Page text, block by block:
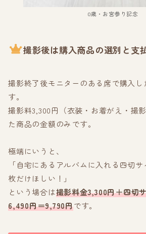
0歳・お宮参り記念
撮影後は購入商品の選別と支
撮影終了後モニターのある席で購入し
す。
撮影料3,300円（衣装・お着がえ・撮
た商品の金額のみです。
極端にいうと、
「自宅にあるアルバムに入れる四切
枚だけほしい！」
という場合は撮影料金3,300円＋四切
6,490円＝9,790円です。